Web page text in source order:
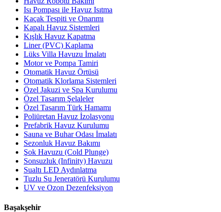
Isı Pompası ile Havuz Isıtma
Kaçak Tespiti ve Onarımı
Kapalı Havuz Sistemleri
Kışlık Havuz Kapatma
Liner (PVC) Kaplama
Lüks Villa Havuzu İmalatı
Motor ve Pompa Tamiri
Otomatik Havuz Örtüsü
Otomatik Klorlama Sistemleri
Özel Jakuzi ve Spa Kurulumu
Özel Tasarım Şelaleler
Özel Tasarım Türk Hamamı
Poliüretan Havuz İzolasyonu
Prefabrik Havuz Kurulumu
Sauna ve Buhar Odası İmalatı
Sezonluk Havuz Bakımı
Şok Havuzu (Cold Plunge)
Sonsuzluk (Infinity) Havuzu
Sualtı LED Aydınlatma
Tuzlu Su Jeneratörü Kurulumu
UV ve Ozon Dezenfeksiyon
Başakşehir